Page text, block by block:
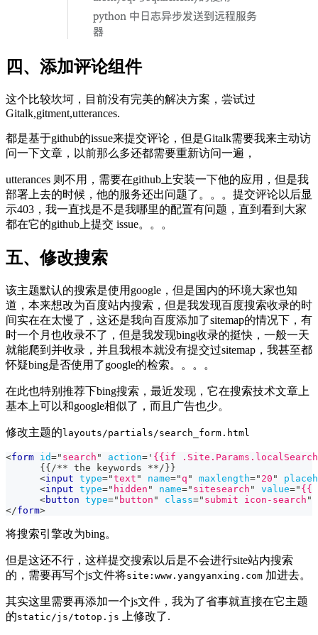
四、添加评论组件
这个比较坎坷，目前没有完美的解决方案，尝试过
Gitalk,gitment,utterances.
都是基于github的issue来提交评论，但是Gitalk需要我来主动访
问一下文章，以前那么多还都需要重新访问一遍，
utterances 则不用，需要在github上安装一下他的应用，但是我
部署上去的时候，他的服务还出问题了。。。提交评论以后显
示403，我一直找是不是我哪里的配置有问题，直到看到大家
都在它的github上提交 issue。。。
五、修改搜索
该主题默认的搜索是使用google，但是国内的环境大家也知
道，本来想改为百度站内搜索，但是我发现百度搜索收录的时
间实在在太慢了，这还是我向百度添加了sitemap的情况下，有
时一个月也收录不了，但是我发现bing收录的挺快，一般一天
就能爬到并收录，并且我根本就没有提交过sitemap，我甚至都
怀疑bing是否使用了google的检索。。。。
在此也特别推荐下bing搜索，最近发现，它在搜索技术文章上
基本上可以和google相似了，而且广告也少。
修改主题的 layouts/partials/search_form.html
<form id=" search " action= ' {{if
      {{/** the keywords **/}}
<input type="text " name=" q " maxlength=" 20 "
<input type=" hidden " name=" sitesearch " value=" {{
<button type=" button " class=" submit icon-search "
</form>
将搜索引擎改为bing。
但是这还不行，这样提交搜索以后是不会进行site站内搜索
的，需要再写个js文件将site:www.yangyanxing.com 加进去。
其实这里需要再添加一个js文件，我为了省事就直接在它主题
的static/js/totop.js 上修改了.